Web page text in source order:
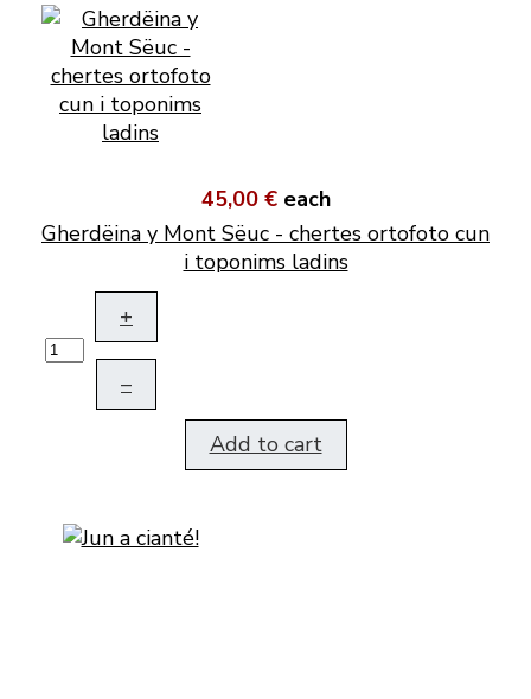
45,00 € each
Gherdëina y Mont Sëuc - chertes ortofoto cun
i toponims ladins
+
–
Add to cart